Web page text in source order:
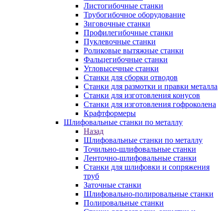
Листогибочные станки
Трубогибочное оборудование
Зиговочные станки
Профилегибочные станки
Пуклевочные станки
Роликовые вытяжные станки
Фальцегибочные станки
Угловысечные станки
Станки для сборки отводов
Станки для размотки и правки металла
Станки для изготовления конусов
Станки для изготовления гофроколена
Крафтформеры
Шлифовальные станки по металлу
Назад
Шлифовальные станки по металлу
Точильно-шлифовальные станки
Ленточно-шлифовальные станки
Станки для шлифовки и сопряжения
труб
Заточные станки
Шлифовально-полировальные станки
Полировальные станки